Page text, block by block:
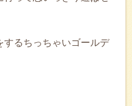
するちっちゃいゴールデ